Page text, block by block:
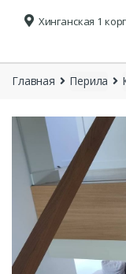
Хинганская 1
Главная Перила